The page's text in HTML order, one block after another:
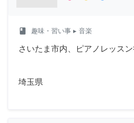
class 趣味・習い事 ▸ 音楽
さいたま市内、ピアノレッスン
埼玉県